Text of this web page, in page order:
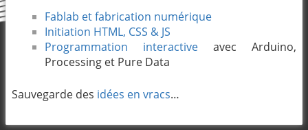
Fablab et fabrication numérique
Initiation HTML, CSS & JS
Programmation interactive avec Arduino,
Processing et Pure Data
Sauvegarde des idées en vracs…